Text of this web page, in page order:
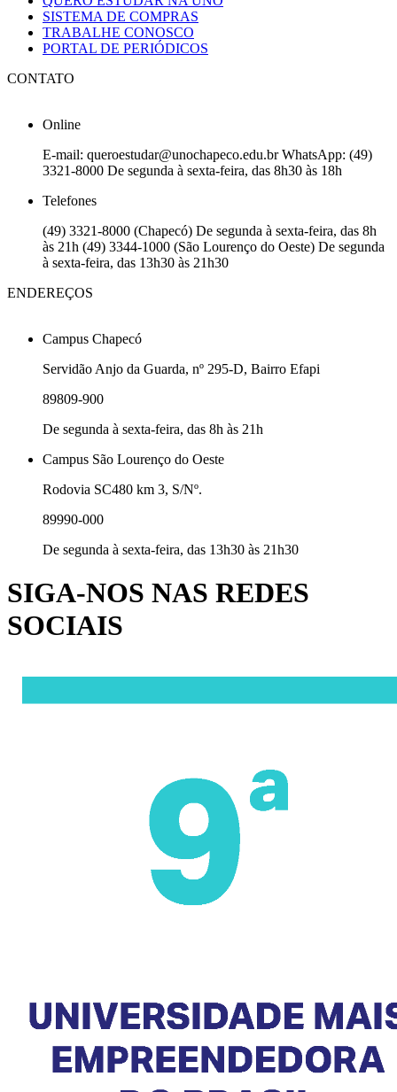
SISTEMA DE COMPRAS
TRABALHE CONOSCO
PORTAL DE PERIÓDICOS
CONTATO
Online
E-mail: queroestudar@unochapeco.edu.br WhatsApp: (49)
3321-8000 De segunda à sexta-feira, das 8h30 às 18h
Telefones
(49) 3321-8000 (Chapecó) De segunda à sexta-feira, das 8h
às 21h (49) 3344-1000 (São Lourenço do Oeste) De segunda
à sexta-feira, das 13h30 às 21h30
ENDEREÇOS
Campus Chapecó
Servidão Anjo da Guarda, nº 295-D, Bairro Efapi
89809-900
De segunda à sexta-feira, das 8h às 21h
Campus São Lourenço do Oeste
Rodovia SC480 km 3, S/Nº.
89990-000
De segunda à sexta-feira, das 13h30 às 21h30
SIGA-NOS NAS REDES
SOCIAIS